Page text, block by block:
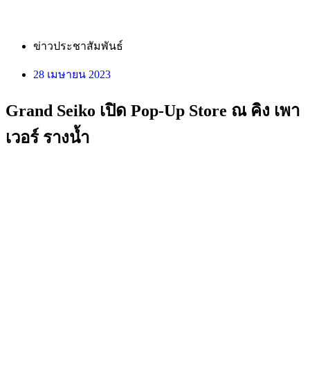
ข่าวประชาสัมพันธ์
28 เมษายน 2023
Grand Seiko เปิด Pop-Up Store ณ คิง เพา
เวอร์ รางน้ำ